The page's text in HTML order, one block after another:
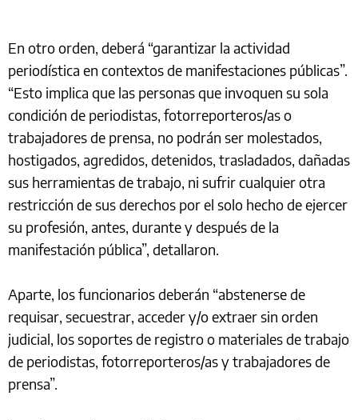
En otro orden, deberá “garantizar la actividad
periodística en contextos de manifestaciones públicas”.
“Esto implica que las personas que invoquen su sola
condición de periodistas, fotorreporteros/as o
trabajadores de prensa, no podrán ser molestados,
hostigados, agredidos, detenidos, trasladados, dañadas
sus herramientas de trabajo, ni sufrir cualquier otra
restricción de sus derechos por el solo hecho de ejercer
su profesión, antes, durante y después de la
manifestación pública”, detallaron.
Aparte, los funcionarios deberán “abstenerse de
requisar, secuestrar, acceder y/o extraer sin orden
judicial, los soportes de registro o materiales de trabajo
de periodistas, fotorreporteros/as y trabajadores de
prensa”.